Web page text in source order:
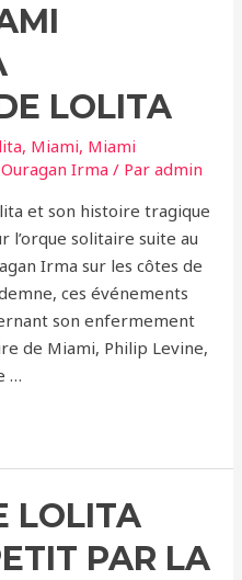
LOLITA
, Miami, Miami
Ouragan Irma / Paradmin
et son histoire tragique
solitaire suite au
Irma sur les côtes de
ces événements
son enfermement
de Miami, Philip Levine,
…
LOLITA
PAR LA